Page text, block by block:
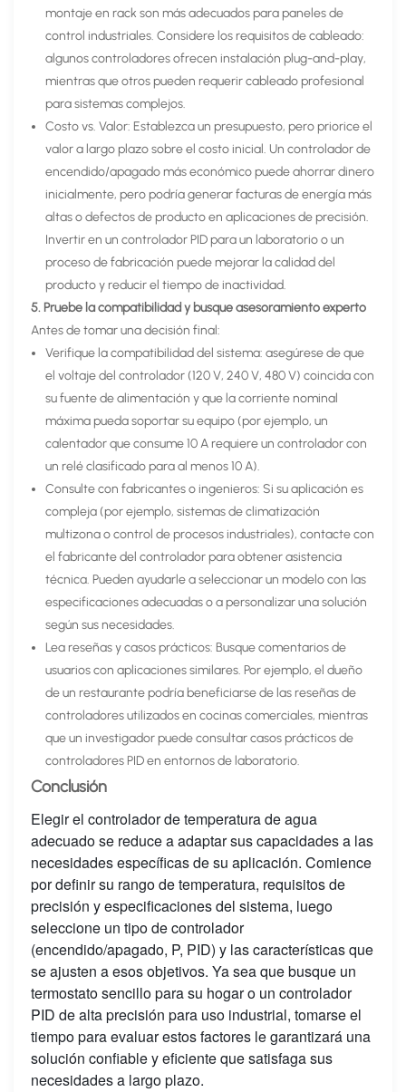
montaje en rack son más adecuados para paneles de
control industriales. Considere los requisitos de cableado:
algunos controladores ofrecen instalación plug-and-play,
mientras que otros pueden requerir cableado profesional
para sistemas complejos.
Costo vs. Valor: Establezca un presupuesto, pero priorice el
valor a largo plazo sobre el costo inicial. Un controlador de
encendido/apagado más económico puede ahorrar dinero
inicialmente, pero podría generar facturas de energía más
altas o defectos de producto en aplicaciones de precisión.
Invertir en un controlador PID para un laboratorio o un
proceso de fabricación puede mejorar la calidad del
producto y reducir el tiempo de inactividad.
5. Pruebe la compatibilidad y busque asesoramiento experto
Antes de tomar una decisión final:
Verifique la compatibilidad del sistema: asegúrese de que
el voltaje del controlador (120 V, 240 V, 480 V) coincida con
su fuente de alimentación y que la corriente nominal
máxima pueda soportar su equipo (por ejemplo, un
calentador que consume 10 A requiere un controlador con
un relé clasificado para al menos 10 A).
Consulte con fabricantes o ingenieros: Si su aplicación es
compleja (por ejemplo, sistemas de climatización
multizona o control de procesos industriales), contacte con
el fabricante del controlador para obtener asistencia
técnica. Pueden ayudarle a seleccionar un modelo con las
especificaciones adecuadas o a personalizar una solución
según sus necesidades.
Lea reseñas y casos prácticos: Busque comentarios de
usuarios con aplicaciones similares. Por ejemplo, el dueño
de un restaurante podría beneficiarse de las reseñas de
controladores utilizados en cocinas comerciales, mientras
que un investigador puede consultar casos prácticos de
controladores PID en entornos de laboratorio.
Conclusión
Elegir el controlador de temperatura de agua
adecuado se reduce a adaptar sus capacidades a las
necesidades específicas de su aplicación. Comience
por definir su rango de temperatura, requisitos de
precisión y especificaciones del sistema, luego
seleccione un tipo de controlador
(encendido/apagado, P, PID) y las características que
se ajusten a esos objetivos. Ya sea que busque un
termostato sencillo para su hogar o un controlador
PID de alta precisión para uso industrial, tomarse el
tiempo para evaluar estos factores le garantizará una
solución confiable y eficiente que satisfaga sus
necesidades a largo plazo.